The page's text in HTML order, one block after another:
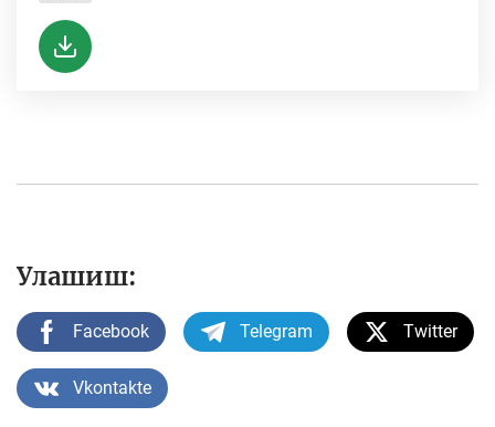
Улашиш:
Facebook Telegram Twitter
Vkontakte